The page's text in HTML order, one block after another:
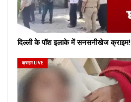
दिल्ली के पॉश इलाके में सनसनीखेज क्राइम!
क्राइम LIVE